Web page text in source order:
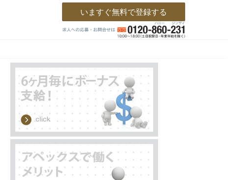
いますぐ無料で登録する